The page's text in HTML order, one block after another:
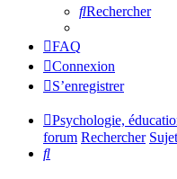
Rechercher
FAQ
Connexion
S’enregistrer
Psychologie,
forum Rechercher
Rechercher